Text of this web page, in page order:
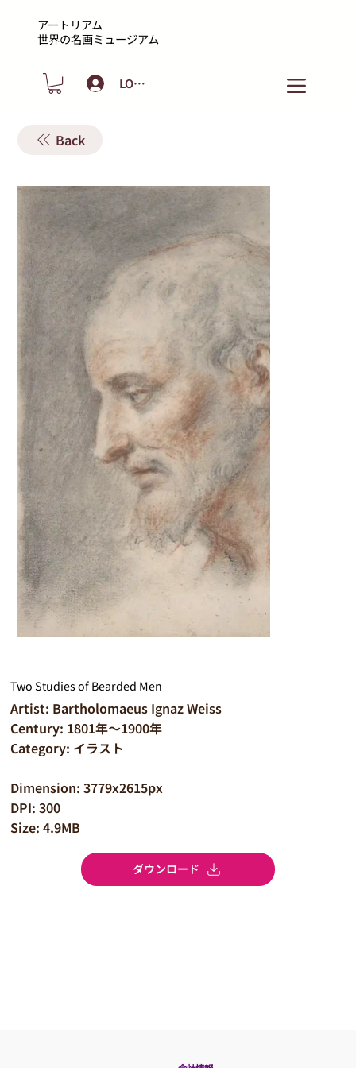
アートリアム
​世界の名画ミュージアム
LOGIN
Back
Two Studies of Bearded Men
Artist: Bartholomaeus Ignaz Weiss
Century: 1801年～1900年
Category: イラスト
Dimension: 3779x2615px
DPI: 300
Size: 4.9MB
ダウンロード